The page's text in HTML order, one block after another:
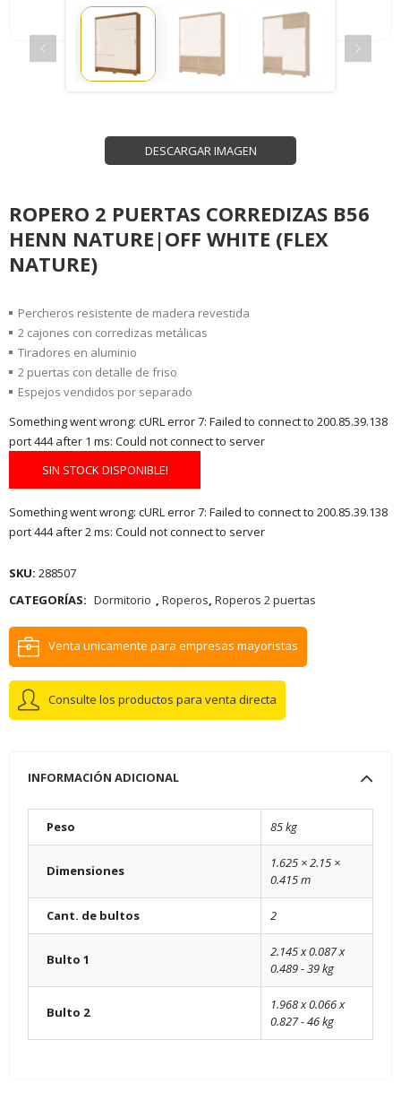
DESCARGAR IMAGEN
ROPERO 2 PUERTAS CORREDIZAS B56
HENN NATURE|OFF WHITE (FLEX
NATURE)
Percheros resistente de madera revestida
2 cajones con corredizas metálicas
Tiradores en aluminio
2 puertas con detalle de friso
Espejos vendidos por separado
Something went wrong: cURL error 7: Failed to connect to 200.85.39.138
port 444 after 1 ms: Could not connect to server
SIN STOCK DISPONIBLE!
Something went wrong: cURL error 7: Failed to connect to 200.85.39.138
port 444 after 2 ms: Could not connect to server
SKU: 288507
CATEGORÍAS: Dormitorio , Roperos, Roperos 2 puertas
Venta unicamente para empresas mayoristas
Consulte los productos para venta directa
INFORMACIÓN ADICIONAL
Peso 85 kg
Dimensiones
1.625 × 2.15 ×
0.415 m
Cant. de bultos 2
Bulto 1
2.145 x 0.087 x
0.489 - 39 kg
Bulto 2
1.968 x 0.066 x
0.827 - 46 kg